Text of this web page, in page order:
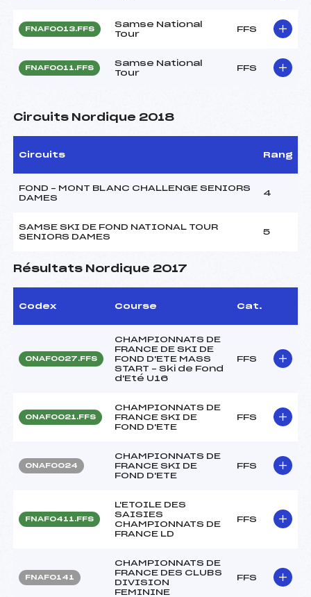
FNAF0013.FFS
Samse National
Tour
FFS
FNAF0011.FFS
Samse National
Tour
FFS
Circuits Nordique 2018
Circuits Rang
FOND – MONT BLANC CHALLENGE SENIORS
DAMES
4
SAMSE SKI DE FOND NATIONAL TOUR
SENIORS DAMES
5
Résultats Nordique 2017
Codex Course Cat.
ONAF0027.FFS
CHAMPIONNATS DE
FRANCE DE SKI DE
FOND D'ETE MASS
START – Ski de Fond
d'Eté U16
FFS
ONAF0021.FFS
CHAMPIONNATS DE
FRANCE SKI DE
FOND D'ETE
FFS
ONAF0024
CHAMPIONNATS DE
FRANCE SKI DE
FOND D'ETE
FFS
FNAF0411.FFS
L'ETOILE DES
SAISIES
CHAMPIONNATS DE
FRANCE LD
FFS
FNAF0141
CHAMPIONNATS DE
FRANCE DES CLUBS
DIVISION
FEMININE
FFS